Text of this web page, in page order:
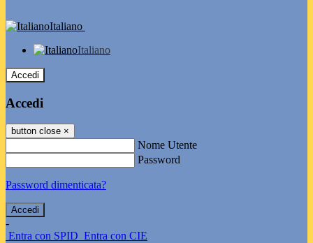
Italiano
Italiano
Accedi
Accedi
button close ×
Nome Utente
Password
Password dimenticata?
-
Entra con SPID Entra con CIE